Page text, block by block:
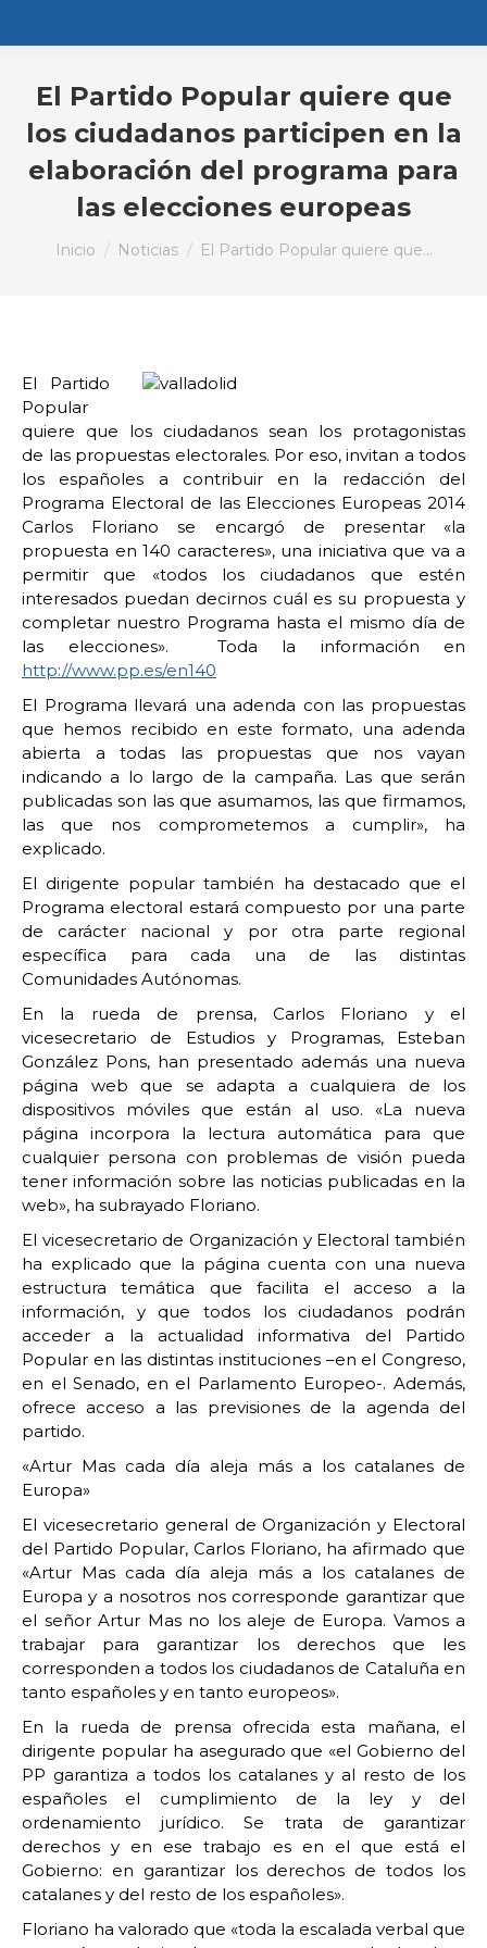
El Partido Popular quiere que
los ciudadanos participen en la
elaboración del programa para
las elecciones europeas
Estás aquí:
Inicio Noticias El Partido Popular quiere que…
El Partido
Popular
quiere que los ciudadanos sean los protagonistas
de las propuestas electorales. Por eso, invitan a todos
los españoles a contribuir en la redacción del
Programa Electoral de las Elecciones Europeas 2014
Carlos Floriano se encargó de presentar «la
propuesta en 140 caracteres», una iniciativa que va a
permitir que «todos los ciudadanos que estén
interesados puedan decirnos cuál es su propuesta y
completar nuestro Programa hasta el mismo día de
las elecciones». Toda la información en
http://www.pp.es/en140
El Programa llevará una adenda con las propuestas
que hemos recibido en este formato, una adenda
abierta a todas las propuestas que nos vayan
indicando a lo largo de la campaña. Las que serán
publicadas son las que asumamos, las que firmamos,
las que nos comprometemos a cumplir», ha
explicado.
El dirigente popular también ha destacado que el
Programa electoral estará compuesto por una parte
de carácter nacional y por otra parte regional
específica para cada una de las distintas
Comunidades Autónomas.
En la rueda de prensa, Carlos Floriano y el
vicesecretario de Estudios y Programas, Esteban
González Pons, han presentado además una nueva
página web que se adapta a cualquiera de los
dispositivos móviles que están al uso. «La nueva
página incorpora la lectura automática para que
cualquier persona con problemas de visión pueda
tener información sobre las noticias publicadas en la
web», ha subrayado Floriano.
El vicesecretario de Organización y Electoral también
ha explicado que la página cuenta con una nueva
estructura temática que facilita el acceso a la
información, y que todos los ciudadanos podrán
acceder a la actualidad informativa del Partido
Popular en las distintas instituciones –en el Congreso,
en el Senado, en el Parlamento Europeo-. Además,
ofrece acceso a las previsiones de la agenda del
partido.
«Artur Mas cada día aleja más a los catalanes de
Europa»
El vicesecretario general de Organización y Electoral
del Partido Popular, Carlos Floriano, ha afirmado que
«Artur Mas cada día aleja más a los catalanes de
Europa y a nosotros nos corresponde garantizar que
el señor Artur Mas no los aleje de Europa. Vamos a
trabajar para garantizar los derechos que les
corresponden a todos los ciudadanos de Cataluña en
tanto españoles y en tanto europeos».
En la rueda de prensa ofrecida esta mañana, el
dirigente popular ha asegurado que «el Gobierno del
PP garantiza a todos los catalanes y al resto de los
españoles el cumplimiento de la ley y del
ordenamiento jurídico. Se trata de garantizar
derechos y en ese trabajo es en el que está el
Gobierno: en garantizar los derechos de todos los
catalanes y del resto de los españoles».
Floriano ha valorado que «toda la escalada verbal que